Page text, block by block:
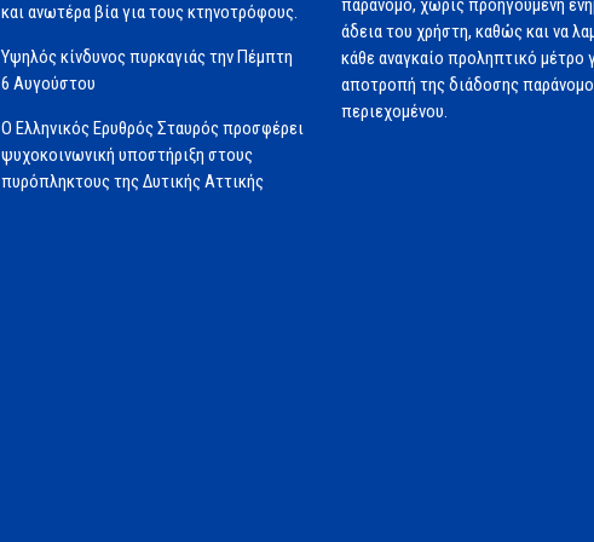
και ανωτέρα βία για τους κτηνοτρόφους.
Υψηλός κίνδυνος πυρκαγιάς την Πέμπτη
6 Αυγούστου
Ο Ελληνικός Ερυθρός Σταυρός προσφέρει
ψυχοκοινωνική υποστήριξη στους
πυρόπληκτους της Δυτικής Αττικής
παράνομο, χωρίς προηγούμενη
άδεια του χρήστη, καθώς και να
κάθε αναγκαίο προληπτικό μέτρο
αποτροπή της διάδοσης
περιεχομένου.